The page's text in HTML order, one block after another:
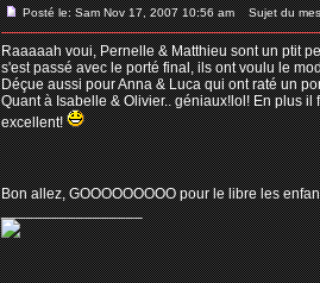
Posté le: Sam Nov 17, 2007 10:56 am Sujet du
Raaaaah voui, Pernelle & Matthieu sont un ptit
s'est passé avec le porté final, ils ont voulu le
Déçue aussi pour Anna & Luca qui ont raté un
Quant à Isabelle & Olivier.. géniaux!lol! En plus
excellent!
Bon allez, GOOOOOOOOO pour le libre les
_________________